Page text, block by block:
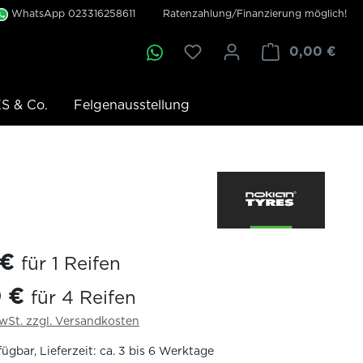
WhatsApp 023316258611 Ratenzahlung/Finanzierung möglich!
0,00 €
& Co. Felgenausstellung
für 1 Reifen
€ für 4 Reifen
zzgl. Versandkosten
Lieferzeit: ca. 3 bis 6 Werktage